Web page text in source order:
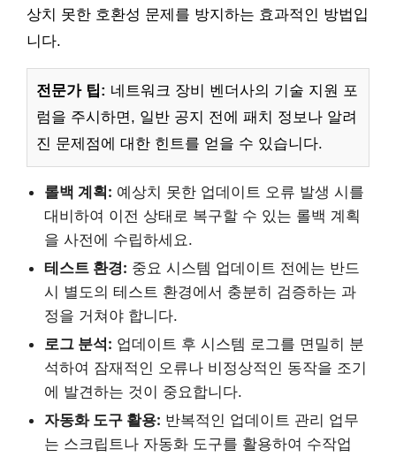
상치 못한 호환성 문제를 방지하는 효과적인 방법입
니다.
전문가 팁: 네트워크 장비 벤더사의 기술 지원 포
럼을 주시하면, 일반 공지 전에 패치 정보나 알려
진 문제점에 대한 힌트를 얻을 수 있습니다.
롤백 계획: 예상치 못한 업데이트 오류 발생 시를
대비하여 이전 상태로 복구할 수 있는 롤백 계획
을 사전에 수립하세요.
테스트 환경: 중요 시스템 업데이트 전에는 반드
시 별도의 테스트 환경에서 충분히 검증하는 과
정을 거쳐야 합니다.
로그 분석: 업데이트 후 시스템 로그를 면밀히 분
석하여 잠재적인 오류나 비정상적인 동작을 조기
에 발견하는 것이 중요합니다.
자동화 도구 활용: 반복적인 업데이트 관리 업무
는 스크립트나 자동화 도구를 활용하여 수작업